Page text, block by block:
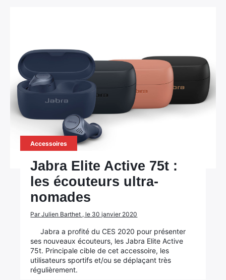
Accessoires
Jabra Elite Active 75t :
les écouteurs ultra-
nomades
Par Julien Barthet , le 30 janvier 2020
Jabra a profité du CES 2020 pour présenter
ses nouveaux écouteurs, les Jabra Elite Active
75t. Principale cible de cet accessoire, les
utilisateurs sportifs et/ou se déplaçant très
régulièrement.